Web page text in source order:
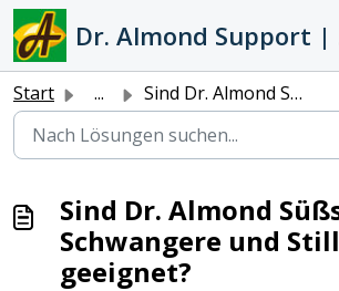
Zum hauptsächlichen Inhalt gehen
Start ... Sind Dr. Almond Süßstoffe für Schwangere und Stillende ge...
Sind Dr. Almond
Schwangere und
geeignet?